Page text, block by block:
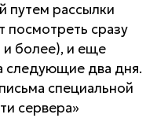
путем рассылки
посмотреть сразу
и более), и еще
следующие два дня.
специальной
сервера»